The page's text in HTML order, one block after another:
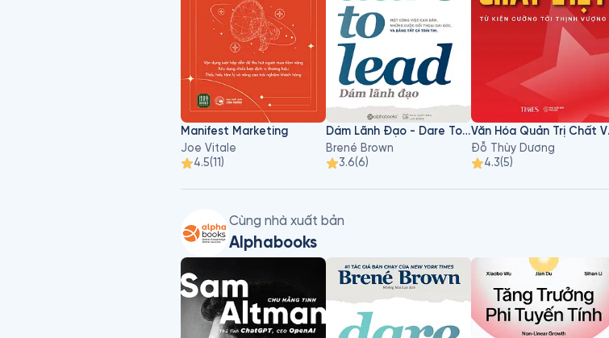
Manifest Marketing
Joe Vitale
4.5(11)
Dám Lãnh Đạo - Dare To Lead
Brené Brown
3.6(6)
Đỗ Thùy Dương
4.3(5)
Cùng nhà xuất bản
Alphabooks